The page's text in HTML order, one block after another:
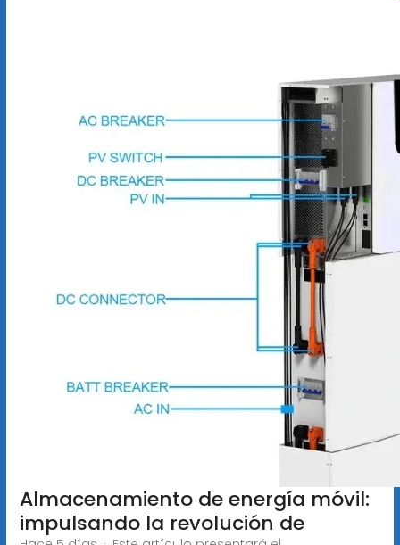
Almacenamiento de energía móvil:
impulsando la revolución de